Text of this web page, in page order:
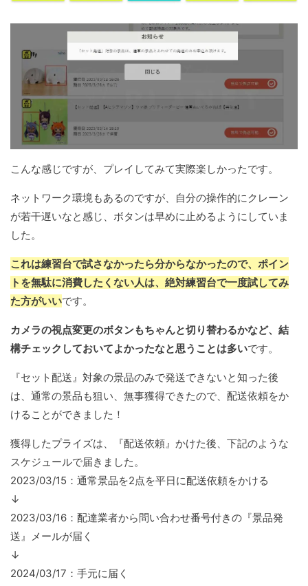
こんな感じですが、プレイしてみて実際楽しかったです。
ネットワーク環境もあるのですが、自分の操作的にクレーン
が若干遅いなと感じ、ボタンは早めに止めるようにしていま
した。
これは練習台で試さなかったら分からなかったので、ポイン
トを無駄に消費したくない人は、絶対練習台で一度試してみ
た方がいいです。
カメラの視点変更のボタンもちゃんと切り替わるかなど、結
構チェックしておいてよかったなと思うことは多いです。
『セット配送』対象の景品のみで発送できないと知った後
は、通常の景品も狙い、無事獲得できたので、配送依頼をか
けることができました！
獲得したプライズは、『配送依頼』かけた後、下記のような
スケジュールで届きました。
2023/03/15：通常景品を2点を平日に配送依頼をかける
↓
2023/03/16：配達業者から問い合わせ番号付きの『景品発
送』メールが届く
↓
2024/03/17：手元に届く